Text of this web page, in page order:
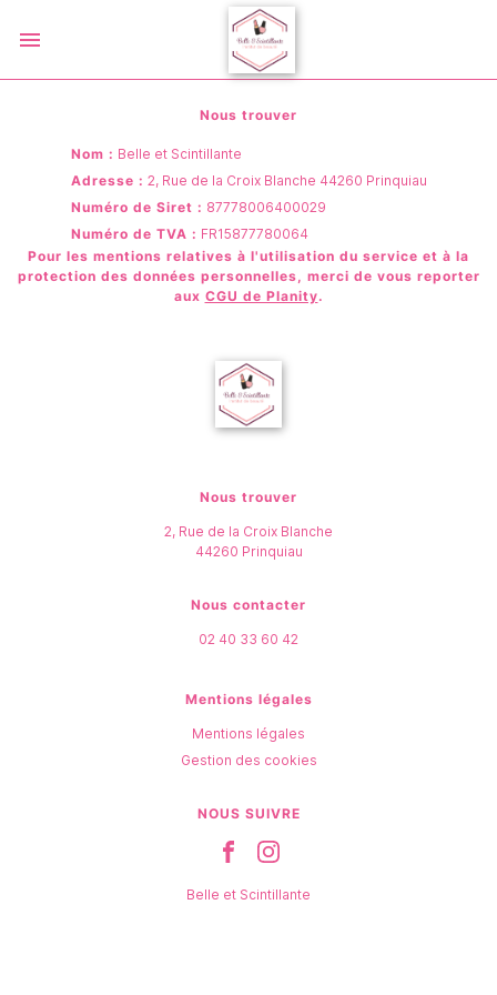
Nous trouver
Nom : Belle et Scintillante
Adresse : 2, Rue de la Croix Blanche 44260 Prinquiau
Numéro de Siret : 87778006400029
Numéro de TVA : FR15877780064
Pour les mentions relatives à l'utilisation du service et à la
protection des données personnelles, merci de vous reporter
aux CGU de Planity.
Nous trouver
2, Rue de la Croix Blanche
44260 Prinquiau
Nous contacter
02 40 33 60 42
Mentions légales
Mentions légales
Gestion des cookies
NOUS SUIVRE
Belle et Scintillante